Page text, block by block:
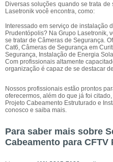
Diversas soluções quando se trata
Lasetronik você encontra, como:
Interessado em serviço de instalação
Prudentópolis? Na Grupo Lasetronik,
se tratar de Câmeras de Segurança.
Cat6, Câmeras de Segurança em
Segurança, Instalação de Energia
Com profissionais altamente
organização é capaz de se destacar
Nossos profissionais estão prontos
oferecermos, além do que já foi
Projeto Cabeamento Estruturado e
conosco e saiba mais.
Para saber mais sobre
Cabeamento para